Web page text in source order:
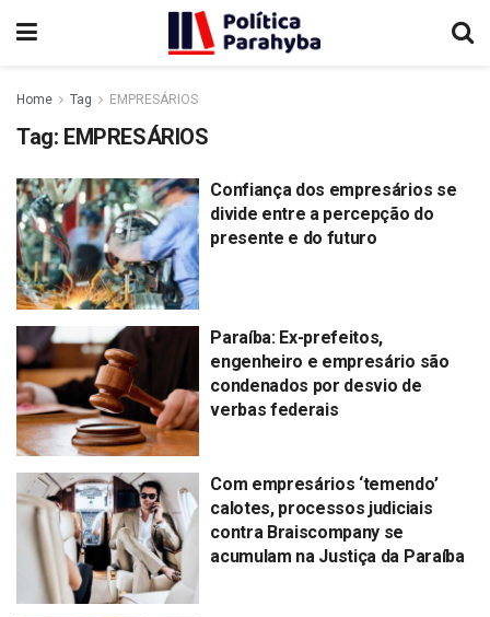
Home Tag EMPRESÁRIOS
Tag: EMPRESÁRIOS
Confiança dos empresários se
divide entre a percepção do
presente e do futuro
Paraíba: Ex-prefeitos,
engenheiro e empresário são
condenados por desvio de
verbas federais
Com empresários ‘temendo’
calotes, processos judiciais
contra Braiscompany se
acumulam na Justiça da Paraíba